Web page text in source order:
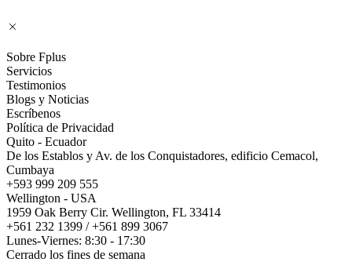
Sobre Fplus
Servicios
Testimonios
Blogs y Noticias
Escríbenos
Política de Privacidad
Quito - Ecuador
De los Establos y Av. de los Conquistadores, edificio Cemacol,
Cumbaya
+593 999 209 555
Wellington - USA
1959 Oak Berry Cir. Wellington, FL 33414
+561 232 1399 / +561 899 3067
Lunes-Viernes: 8:30 - 17:30
Cerrado los fines de semana